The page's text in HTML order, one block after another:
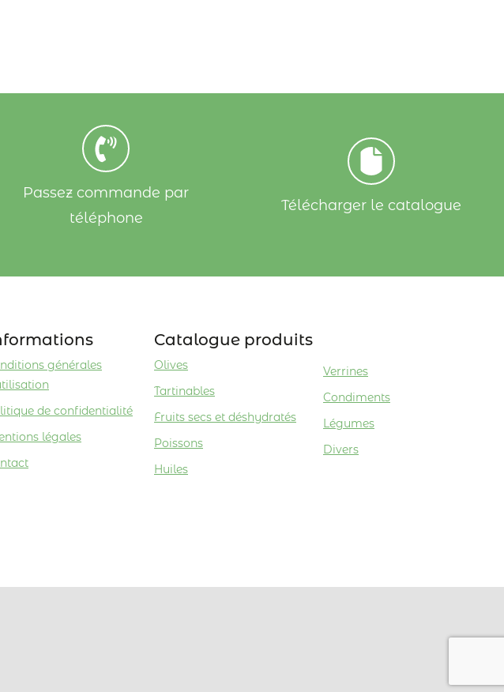
Passez commande par
téléphone
Télécharger le catalogue
générales
de confidentialité
légales
Catalogue produits
Olives
Tartinables
Fruits secs et déshydratés
Poissons
Huiles
Verrines
Condiments
Légumes
Divers